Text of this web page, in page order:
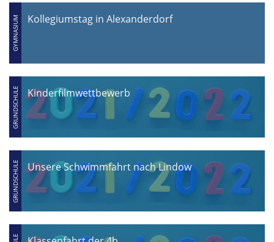
Kollegiumstag in Alexanderdorf
Kinderfilmwettbewerb
Unsere Schwimmfahrt nach Lindow